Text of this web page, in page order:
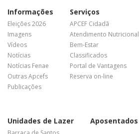
Informações
Eleições 2026
Imagens
Vídeos
Notícias
Notícias Fenae
Outras Apcefs
Publicações
Serviços
APCEF Cidadã
Atendimento Nutricional
Bem-Estar
Classificados
Portal de Vantagens
Reserva on-line
Unidades de Lazer Aposentados